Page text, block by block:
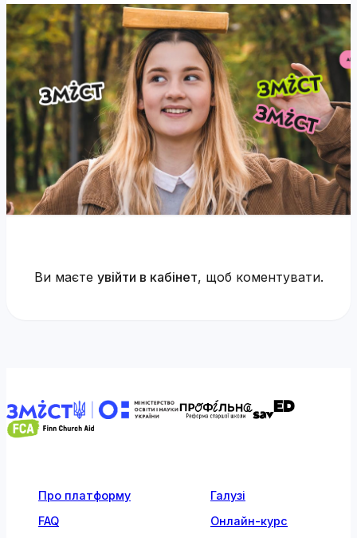
Ви маєте увійти в кабінет, щоб коментувати.
Про платформу
Галузі
FAQ
Онлайн-курс